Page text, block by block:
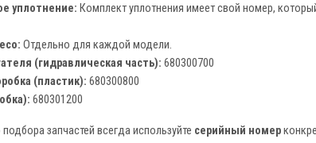
уплотнение: Комплект уплотнения имеет свой номер,
Отдельно для каждой модели.
(гидравлическая часть): 680300700
(пластик): 680300800
680301200
запчастей всегда используйте серийный номер